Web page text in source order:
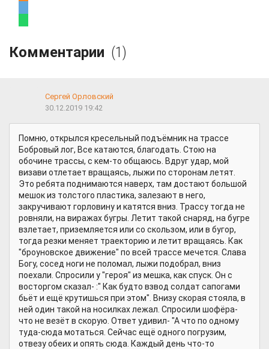
Комментарии (1)
Сергей Орловский
30.12.2019 19:42
Помню, открылся кресельный подъёмник на трассе
Бобровый лог, Все катаются, благодать. Стою на
обочине трассы, с кем-то общаюсь. Вдруг удар, мой
визави отлетает вращаясь, лыжи по сторонам летят.
Это ребята поднимаются наверх, там достают большой
мешок из толстого пластика, залезают в него,
закручивают горловину и катятся вниз. Трассу тогда не
ровняли, на виражах бугры. Летит такой снаряд, на бугре
взлетает, приземляется или со скользом, или в бугор,
тогда резки меняет траекторию и летит вращаясь. Как
"броуновское движение" по всей трассе мечется. Слава
Богу, сосед ноги не поломал, лыжи подобрал, вниз
поехали. Спросили у "героя" из мешка, как спуск. Он с
восторгом сказал- :" Как будто взвод солдат сапогами
бьёт и ещё крутишься при этом". Внизу скорая стояла, в
ней один такой на носилках лежал. Спросили шофёра-
что не везёт в скорую. Ответ удивил- "А что по одному
туда-сюда мотаться. Сейчас ещё одного погрузим,
отвезу обеих и опять сюда. Каждый день что-то